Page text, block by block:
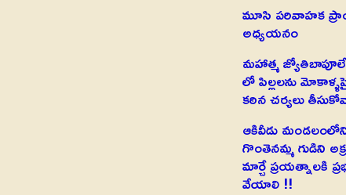
మూసి పరివాహక
అధ్యయనం
మహాత్మ
లో పిల్లలను
కఠిన చర్యలు
ఆకివీడు
గొంతెనమ్మ గుడిని
మార్చే ప్రయత్నాలకి
వేయాలి !!